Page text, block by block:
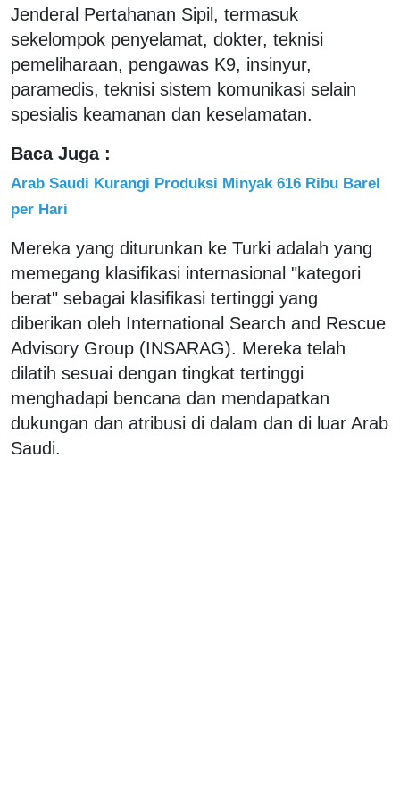
Jenderal Pertahanan Sipil, termasuk
sekelompok penyelamat, dokter, teknisi
pemeliharaan, pengawas K9, insinyur,
paramedis, teknisi sistem komunikasi selain
spesialis keamanan dan keselamatan.
Baca Juga :
Arab Saudi Kurangi Produksi Minyak 616 Ribu Barel
per Hari
Mereka yang diturunkan ke Turki adalah yang
memegang klasifikasi internasional "kategori
berat" sebagai klasifikasi tertinggi yang
diberikan oleh International Search and Rescue
Advisory Group (INSARAG). Mereka telah
dilatih sesuai dengan tingkat tertinggi
menghadapi bencana dan mendapatkan
dukungan dan atribusi di dalam dan di luar Arab
Saudi.